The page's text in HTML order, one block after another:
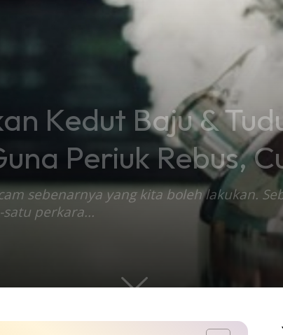
Kedut Baju &
Periuk Rebus,
sebenarnya yang kita boleh lakukan.
perkara...